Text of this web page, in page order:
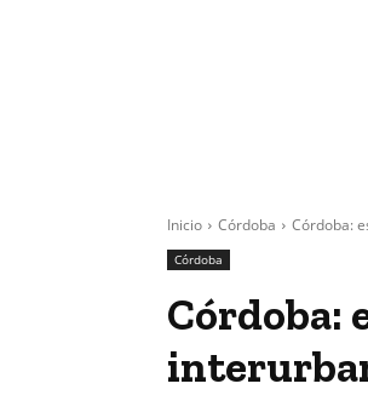
Inicio Córdoba Córdoba:
Córdoba
Córdoba: